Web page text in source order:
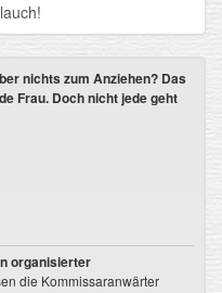
nichts zum Anziehen? Das
Frau. Doch nicht jede geht
organisierter
die Kommissaranwärter